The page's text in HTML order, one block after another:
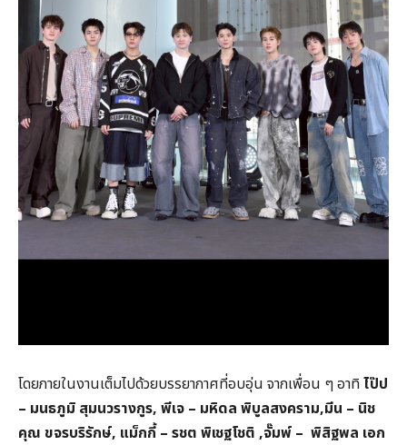
โดยภายในงานเต็มไปด้วยบรรยากาศที่อบอุ่น จากเพื่อน ๆ อาทิไป๊ป
– มนธภูมิ สุมนวรางกูร, พีเจ – มหิดล พิบูลสงคราม,มีน – นิช
คุณ ขจรบริรักษ์, แม็กกี้ – รชต พิเชฐโชติ ,จั๊มพ์ – พิสิฐพล เอก